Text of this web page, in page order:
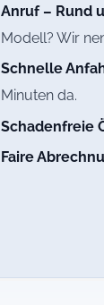
Anruf – Rund
Modell? Wir
Schnelle
Minuten da.
Schadenfreie
Faire